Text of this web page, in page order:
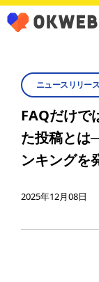
ニュースリリース
FAQだけで
た投稿とは
ンキングを
2025年12月08日